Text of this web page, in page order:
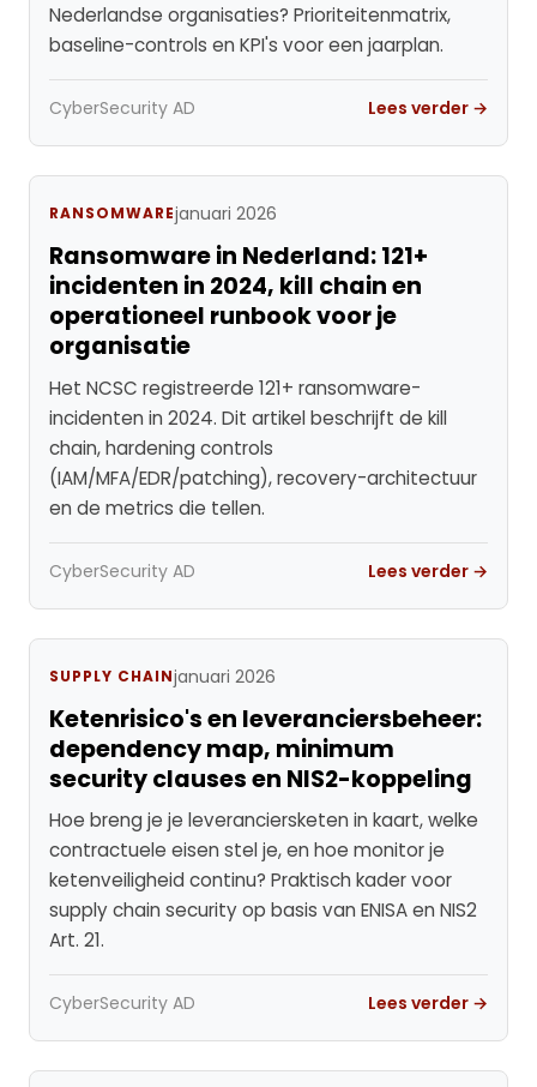
Nederlandse organisaties? Prioriteitenmatrix,
baseline-controls en KPI's voor een jaarplan.
CyberSecurity AD Lees verder →
RANSOMWAREjanuari 2026
Ransomware in Nederland: 121+
incidenten in 2024, kill chain en
operationeel runbook voor je
organisatie
Het NCSC registreerde 121+ ransomware-
incidenten in 2024. Dit artikel beschrijft de kill
chain, hardening controls
(IAM/MFA/EDR/patching), recovery-architectuur
en de metrics die tellen.
CyberSecurity AD Lees verder →
SUPPLY CHAINjanuari 2026
Ketenrisico's en leveranciersbeheer:
dependency map, minimum
security clauses en NIS2-koppeling
Hoe breng je je leveranciersketen in kaart, welke
contractuele eisen stel je, en hoe monitor je
ketenveiligheid continu? Praktisch kader voor
supply chain security op basis van ENISA en NIS2
Art. 21.
CyberSecurity AD Lees verder →